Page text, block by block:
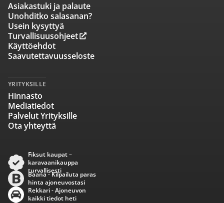
Asiakastuki ja palaute
Unohditko salasanan?
Usein kysyttyä
Turvallisuusohjeet
Käyttöehdot
Saavutettavuusseloste
YRITYKSILLE
Hinnasto
Mediatiedot
Palvelut Yrityksille
Ota yhteyttä
Fiksut kaupat –
karavaanikauppa
turvallisesti
Baana - Kilpailuta paras
hinta ajoneuvostasi
Rekkari - Ajoneuvon
kaikki tiedot heti